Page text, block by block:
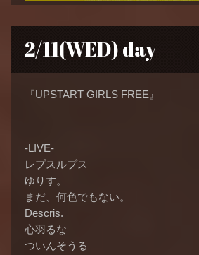
2/11(WED) day
『UPSTART GIRLS FREE』
-LIVE-
レプスルプス
ゆりす。
まだ、何色でもない。
Descris.
心羽るな
ついんそうる